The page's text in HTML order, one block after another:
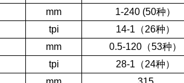
mm 1-240 (50种）
tpi
14-1（26种）
mm
0.5-120（53种）
tpi
28-1（24种）